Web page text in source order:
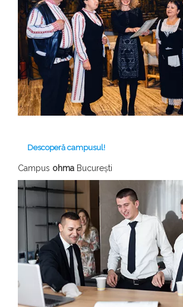
Descoperă campusul!
Campus ohma București